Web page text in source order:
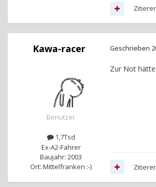
Kawa-racer
Benutzer
1,7Tsd
Ex-A2-Fahrer
Baujahr: 2003
Ort: Mittelfranken :-)
Geschrieben
Zur Not